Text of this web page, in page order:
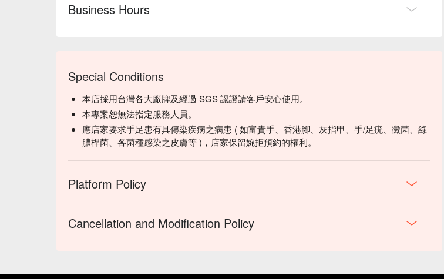
Business Hours
Special Conditions
本店採用台灣各大廠牌及經過 SGS 認證請客戶安心使用。
本專案恕無法指定服務人員。
應店家要求手足患有具傳染疾病之病患 ( 如富貴手、香港腳、灰指甲、手/足疣、黴菌、綠
膿桿菌、各菌種感染之皮膚等 )，店家保留婉拒預約的權利。
Platform Policy
Cancellation and Modification Policy